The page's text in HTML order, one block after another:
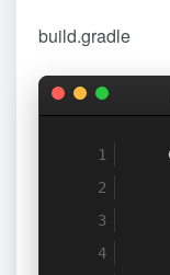
build.gradle